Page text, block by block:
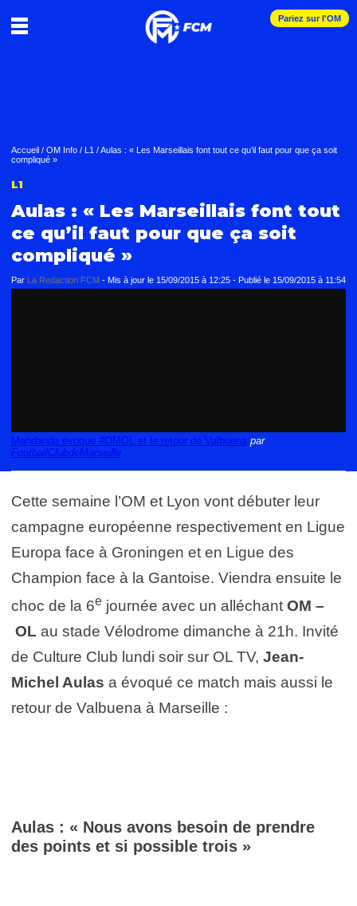
Pariez sur l'OM
Accueil / OM Info / L1 /Aulas : « Les Marseillais font tout ce qu’il faut pour que ça soit
compliqué »
L1
Aulas : « Les Marseillais font tout
ce qu’il faut pour que ça soit
compliqué »
Par La Redaction FCM - Mis à jour le 15/09/2015 à 12:25 - Publié le 15/09/2015 à 11:54
Mandanda évoque #OMOL et le retour de Valbuena par
FootballClubdeMarseille
Cette semaine l’OM et Lyon vont débuter leur
campagne européenne respectivement en Ligue
Europa face à Groningen et en Ligue des
Champion face à la Gantoise. Viendra ensuite le
choc de la 6e journée avec un alléchant OM –
OL au stade Vélodrome dimanche à 21h. Invité
de Culture Club lundi soir sur OL TV, Jean-
Michel Aulas a évoqué ce match mais aussi le
retour de Valbuena à Marseille :
Aulas : « Nous avons besoin de prendre
des points et si possible trois »